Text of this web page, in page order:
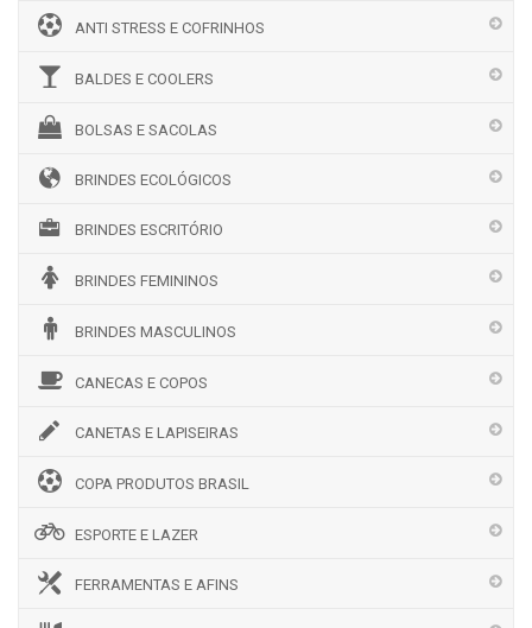
ANTI STRESS E COFRINHOS
BALDES E COOLERS
BOLSAS E SACOLAS
BRINDES ECOLÓGICOS
BRINDES ESCRITÓRIO
BRINDES FEMININOS
BRINDES MASCULINOS
CANECAS E COPOS
CANETAS E LAPISEIRAS
COPA PRODUTOS BRASIL
ESPORTE E LAZER
FERRAMENTAS E AFINS